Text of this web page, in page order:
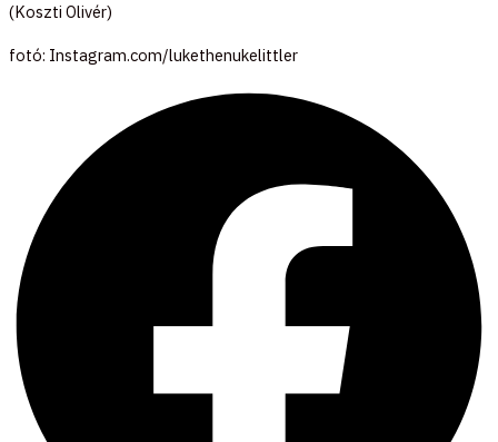
(Koszti Olivér)
fotó: Instagram.com/lukethenukelittler